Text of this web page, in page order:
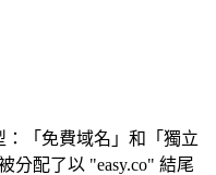
：「免費域名」和「獨立
分配了以 "easy.co" 結尾